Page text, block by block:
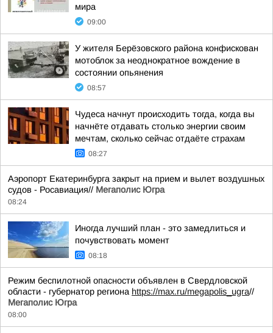
мира
09:00
У жителя Берёзовского района конфискован
мотоблок за неоднократное вождение в
состоянии опьянения
08:57
Чудеса начнут происходить тогда, когда вы
начнёте отдавать столько энергии своим
мечтам, сколько сейчас отдаёте страхам
08:27
Аэропорт Екатеринбурга закрыт на прием и вылет воздушных
судов - Росавиация// Мегаполис Югра
08:24
Иногда лучший план - это замедлиться и
почувствовать момент
08:18
Режим беспилотной опасности объявлен в Свердловской
области - губернатор региона https://max.ru/megapolis_ugra//
Мегаполис Югра
08:00